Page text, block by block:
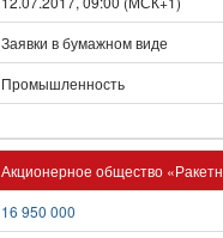
Заявки в бумажном виде
Промышленность
Акционерное общество
16 950 000